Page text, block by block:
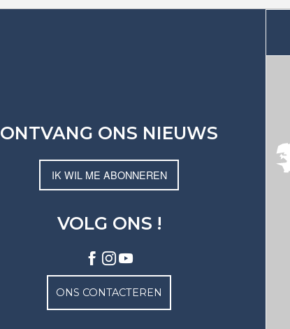
ONTVANG ONS NIEUWS
IK WIL ME ABONNEREN
VOLG ONS !
ONS CONTACTEREN